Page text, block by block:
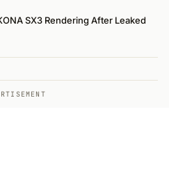
SX3 Rendering After Leaked